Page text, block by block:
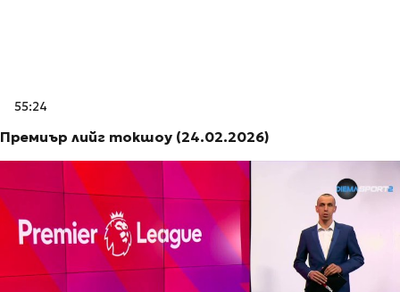
55:24
Премиър лийг токшоу (24.02.2026)